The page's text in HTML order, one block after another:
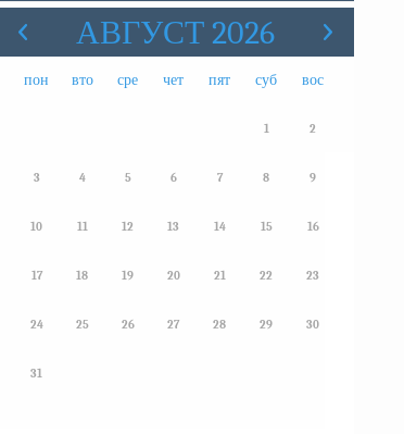
АВГУСТ 2026
пон вто сре чет пят суб вос
1 2
3 4 5 6 7 8 9
10 11 12 13 14 15 16
17 18 19 20 21 22 23
24 25 26 27 28 29 30
31